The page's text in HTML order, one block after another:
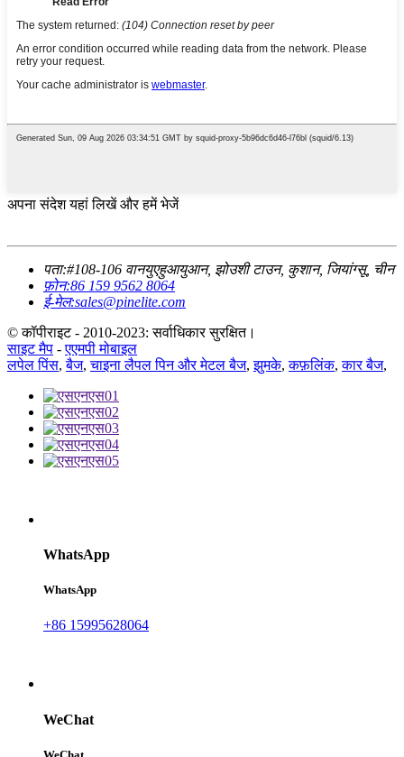
अपना संदेश यहां लिखें और हमें भेजें
पता:#108-106 वानयुएहुआयुआन, झोउशी टाउन, कुशान, जियांग्सू, चीन
फ़ोन:86 159 9562 8064
ई-मेल:sales@pinelite.com
© कॉपीराइट - 2010-2023: सर्वाधिकार सुरक्षित।
साइट मैप -एएमपी मोबाइल
लपेल पिंस,बैज,चाइना लैपल पिन और मेटल बैज,झुमके,कफ़लिंक,कार बैज,
WhatsApp
WhatsApp
+86 15995628064
WeChat